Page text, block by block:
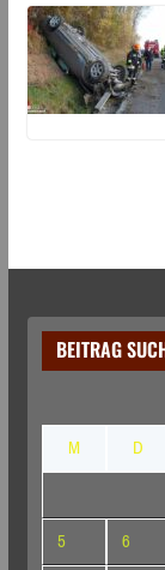
BEITRAG
M
D
5
6